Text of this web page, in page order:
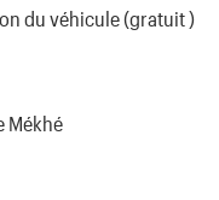
du véhicule (gratuit )
Mékhé